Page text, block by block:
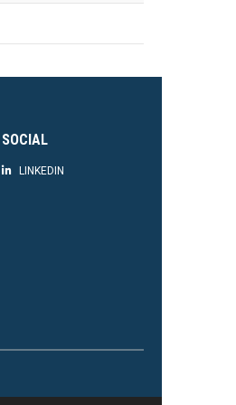
SOCIAL
LINKEDIN